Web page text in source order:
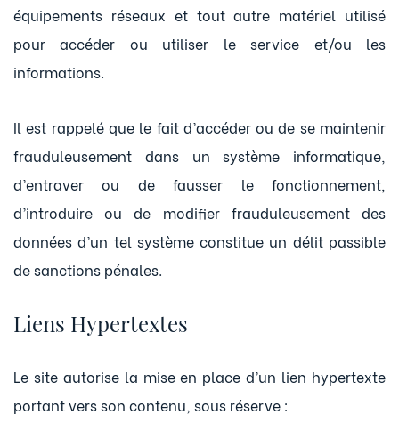
équipements réseaux et tout autre matériel utilisé
pour accéder ou utiliser le service et/ou les
informations.
Il est rappelé que le fait d’accéder ou de se maintenir
frauduleusement dans un système informatique,
d’entraver ou de fausser le fonctionnement,
d’introduire ou de modifier frauduleusement des
données d’un tel système constitue un délit passible
de sanctions pénales.
Liens Hypertextes
Le site autorise la mise en place d’un lien hypertexte
portant vers son contenu, sous réserve :